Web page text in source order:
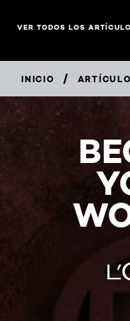
VER TODOS LOS
INICIO /